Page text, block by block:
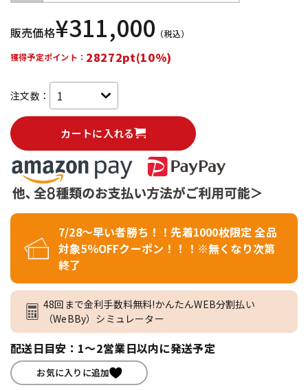
販売価格¥311,000 （税込）
獲得予定ポイント： 28272pt(10%)
注文数：
カートに入れる
7/28～早い者勝ち！！先着1000枚限定 全品
対象5％OFFクーポン！！！※無くなり次第
終了
48回まで金利手数料無料!かんたんWEB分割払い
（WeBBy）シミュレーター
配送日目安：1～2営業日以内に発送予定
お気に入りに追加